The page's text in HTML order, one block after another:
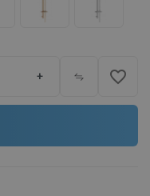
+ favorite_border